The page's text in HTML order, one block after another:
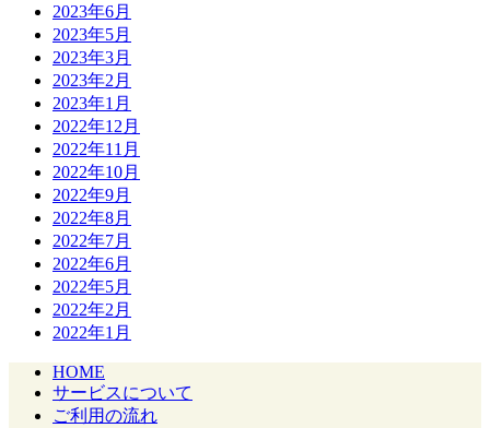
2023年6月
2023年5月
2023年3月
2023年2月
2023年1月
2022年12月
2022年11月
2022年10月
2022年9月
2022年8月
2022年7月
2022年6月
2022年5月
2022年2月
2022年1月
HOME
サービスについて
ご利用の流れ